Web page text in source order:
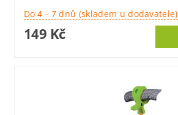
Do 4 - 7 dnů (skladem u dodavatele)
149 Kč